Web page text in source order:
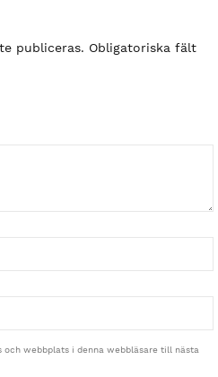
publiceras. Obligatoriska fält
och webbplats i denna webbläsare till nästa